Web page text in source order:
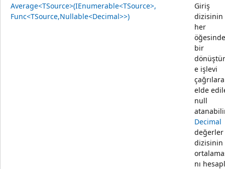
Average<TSource>(IEnumerable<TSource>,
Func<TSource,Nullable<Decimal>>)
Giriş
dizisinin
her
öğesinde
bir
e işlevi
elde
null
Decimal
değerler
dizisinin
nı